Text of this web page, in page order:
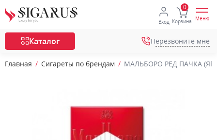
Вход Корзина Меню
Каталог Перезвоните мне
Главная Сигареты по брендам МАЛЬБОРО РЕД ПАЧКА